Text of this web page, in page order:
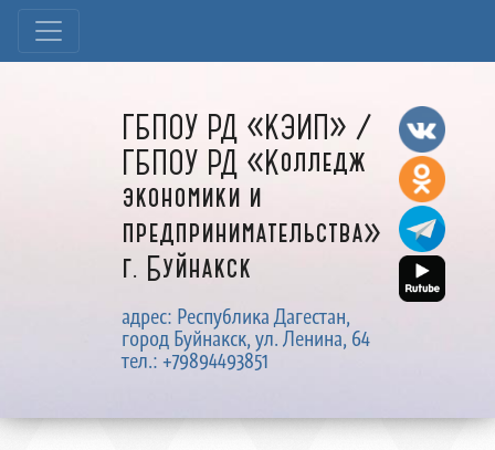
ГБПОУ РД «КЭИП» /
ГБПОУ РД «Колледж
экономики и
предпринимательства»
г. Буйнакск
адрес: Республика Дагестан,
город Буйнакск, ул. Ленина, 64
тел.: +79894493851